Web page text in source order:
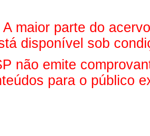
A maior parte do
disponível sob
não emite
para o público